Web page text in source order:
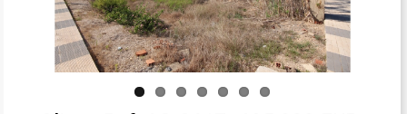
Previous Next